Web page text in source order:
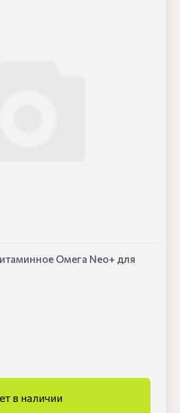
Омега Neo+ для